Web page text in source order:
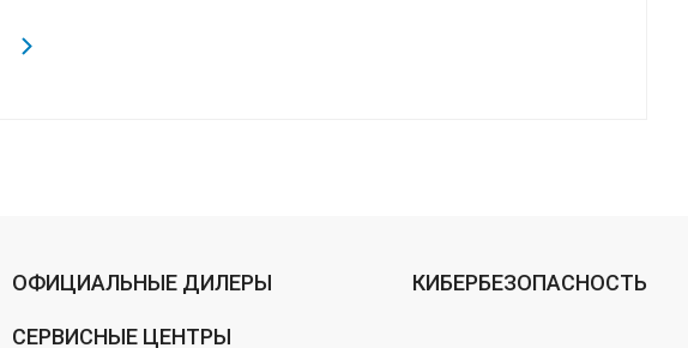
ОФИЦИАЛЬНЫЕ ДИЛЕРЫ
СЕРВИСНЫЕ ЦЕНТРЫ
КИБЕРБЕЗОПАСНОСТЬ